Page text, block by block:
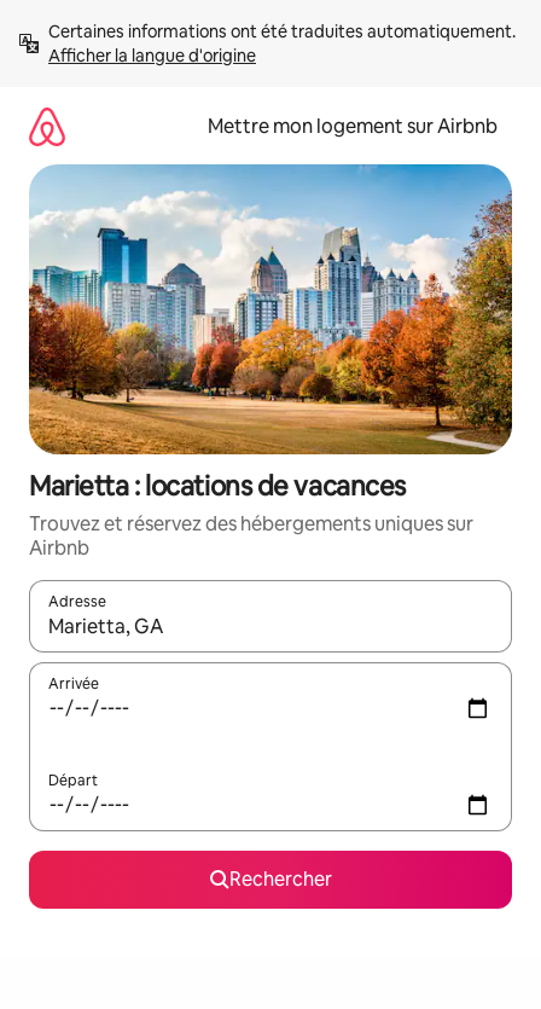
directement
Afficher la langue d'origine
Mettre mon logement sur Airbnb
Marietta : locations de vacances
Trouvez et réservez des hébergements uniques sur
Airbnb
Adresse
Lorsque les résultats s'affichent, utilisez les flèches vers le
Arrivée
Départ
Rechercher